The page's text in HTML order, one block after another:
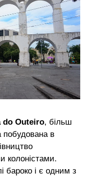
do Outeiro, більш
побудована в
колоністами.
бароко і є одним з